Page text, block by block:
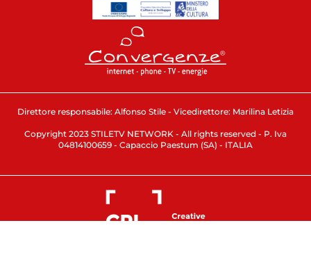
Direttore responsabile: Alfonso Stile - Vicedirettore: Marilina Letizia
Copyright 2023 STILETV NETWORK - All rights reserved - P. Iva
04814100659 - Capaccio Paestum (SA) - ITALIA